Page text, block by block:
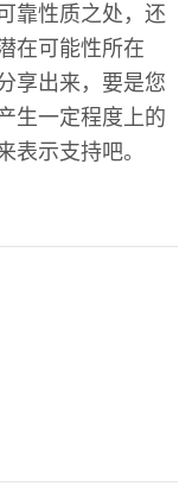
靠性质之处，还
在可能性所在
享出来，要是您
生一定程度上的
表示支持吧。